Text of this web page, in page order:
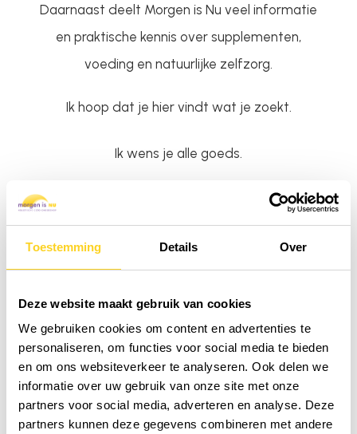
Toestemming Details Over
Deze website maakt gebruik van cookies
We gebruiken cookies om content en advertenties te
personaliseren, om functies voor social media te bieden
en om ons websiteverkeer te analyseren. Ook delen we
informatie over uw gebruik van onze site met onze
partners voor social media, adverteren en analyse. Deze
partners kunnen deze gegevens combineren met andere
Daarnaast deelt Morgen is Nu veel informatie
en praktische kennis over supplementen,
voeding en natuurlijke zelfzorg.
Ik hoop dat je hier vindt wat je zoekt.
Ik wens je alle goeds.
Charlotte
Waar kunnen we je mee
helpen?